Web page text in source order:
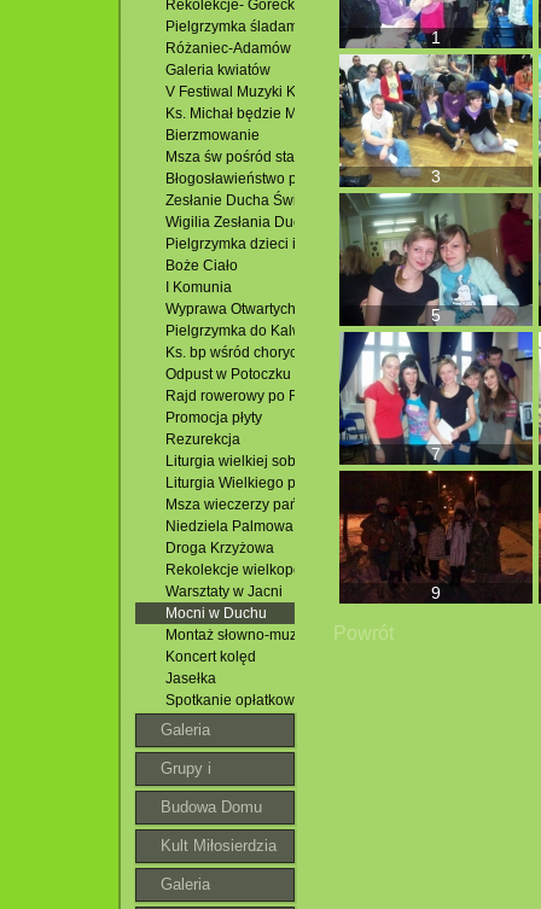
Rekolekcje- Górecko
Pielgrzymka śladami Bożego Miłosierdzia
Różaniec-Adamów
Galeria kwiatów
V Festiwal Muzyki Kameralnej
Ks. Michał będzie Misjonarzem
Bierzmowanie
Msza św pośród stawów
Błogosławieństwo pól
Zesłanie Ducha Świętego
Wigilia Zesłania Ducha Św.
Pielgrzymka dzieci i młodzieży
Boże Ciało
I Komunia
Wyprawa Otwartych Oczu
Pielgrzymka do Kalwarii Pacławskiej
Ks. bp wśród chorych
Odpust w Potoczku
Rajd rowerowy po Roztoczu
Promocja płyty
Rezurekcja
Liturgia wielkiej soboty
Liturgia Wielkiego piątku
Msza wieczerzy pańskiej
Niedziela Palmowa
Droga Krzyżowa
Rekolekcje wielkopostne
Warsztaty w Jacni
Mocni w Duchu
Montaż słowno-muzyczny
Koncert kolęd
Jasełka
Spotkanie opłatkowe
Galeria
Grupy i
wspólnoty
Budowa Domu
Parafialnego
Kult Miłosierdzia
Bożego
Galeria
1
3
5
7
9
Powrót